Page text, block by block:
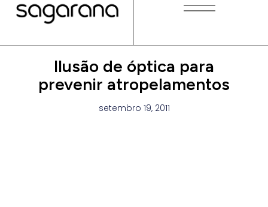
Ilusão de óptica para
prevenir atropelamentos
setembro 19, 2011